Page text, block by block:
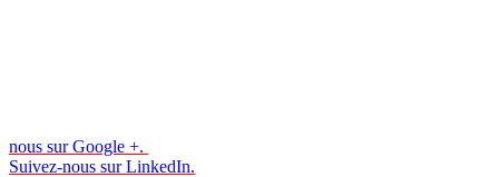
nous sur Google +.
Suivez-nous sur LinkedIn.